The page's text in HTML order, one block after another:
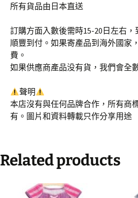
所有貨品由日本直送
訂購方面入數後需時15-20日左右
順豐到付。如果寄產品到海外國家
費。
如果供應商產品没有貨，我們會全
聲明
本店沒有與任何品牌合作，所有商
有。圖片和資料轉載只作分享用途
Related products